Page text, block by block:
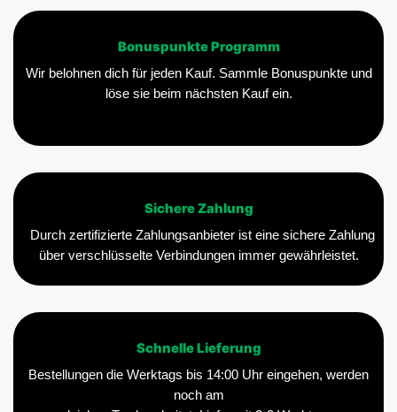
Bonuspunkte Programm
Wir belohnen dich für jeden Kauf. Sammle Bonuspunkte und
löse sie beim nächsten Kauf ein.
Sichere Zahlung
Durch zertifizierte Zahlungsanbieter ist eine sichere Zahlung
über verschlüsselte Verbindungen immer gewährleistet.
Schnelle Lieferung
Bestellungen die Werktags bis 14:00 Uhr eingehen, werden
noch am